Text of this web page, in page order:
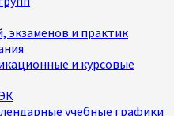
экзаменов и практик
и курсовые
учебные графики